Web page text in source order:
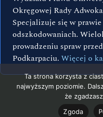
Okręgowej Rady
Specjalizuje się w
odszkodowaniach.
prowadzeniu spraw
Podkarpaciu. Więcej o
Ta strona korzysta z
najwyższym poziomie.
że
Zgoda